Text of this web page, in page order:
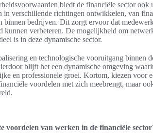
biedt de financiële sector
in verschillende richtingen ontwikkelen, van
binnen bedrijven. Dit zorgt ervoor dat
kunnen verbeteren. De mogelijkheid om
is in deze dynamische sector.
en technologische vooruitgang binnen
blijft het een dynamische omgeving
en professionele groei. Kortom, kiezen voor
voordelen met zich meebrengt, maar
voordelen van werken in de financiële